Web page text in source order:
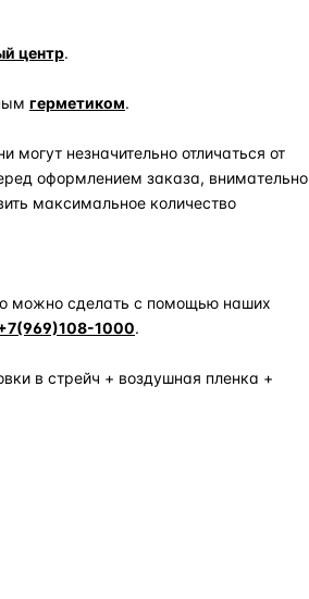
центр.
герметиком.
незначительно отличаться от
оформлением заказа, внимательно
максимальное количество
можно сделать с помощью наших
1000.
в стрейч + воздушная пленка +